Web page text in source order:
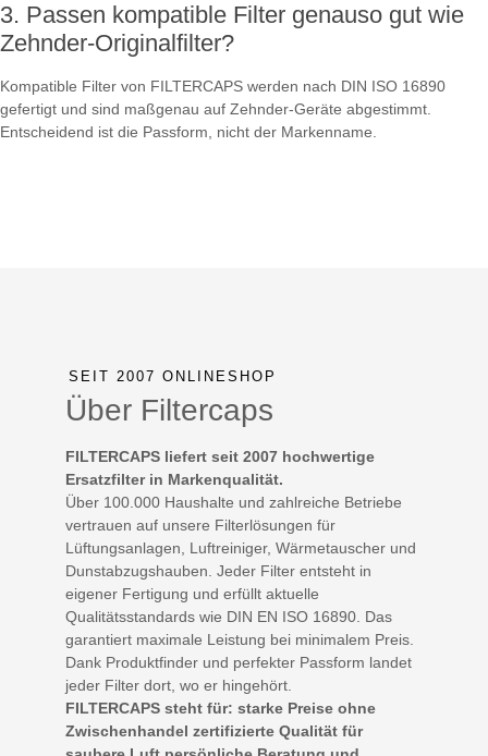
Passen kompatible Filter genauso gut wie
Zehnder-Originalfilter?
Kompatible Filter von FILTERCAPS werden nach DIN ISO 16890
gefertigt und sind maßgenau auf Zehnder-Geräte abgestimmt.
Entscheidend ist die Passform, nicht der Markenname.
SEIT 2007 ONLINESHOP
Über Filtercaps
FILTERCAPS liefert seit 2007 hochwertige
Ersatzfilter in Markenqualität.
Über 100.000 Haushalte und zahlreiche Betriebe
vertrauen auf unsere Filterlösungen für
Lüftungsanlagen, Luftreiniger, Wärmetauscher und
Dunstabzugshauben. Jeder Filter entsteht in
eigener Fertigung und erfüllt aktuelle
Qualitätsstandards wie DIN EN ISO 16890. Das
garantiert maximale Leistung bei minimalem Preis.
Dank Produktfinder und perfekter Passform landet
jeder Filter dort, wo er hingehört.
FILTERCAPS steht für: starke Preise ohne
Zwischenhandel zertifizierte Qualität für